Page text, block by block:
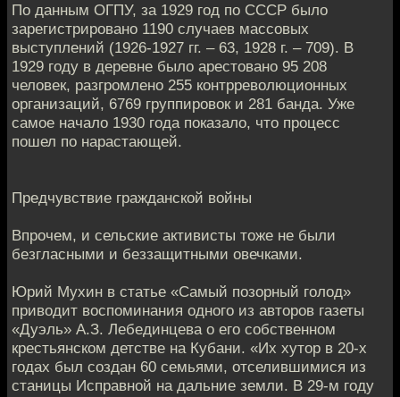
По данным ОГПУ, за 1929 год по СССР было
зарегистрировано 1190 случаев массовых
выступлений (1926-1927 гг. – 63, 1928 г. – 709). В
1929 году в деревне было арестовано 95 208
человек, разгромлено 255 контрреволюционных
организаций, 6769 группировок и 281 банда. Уже
самое начало 1930 года показало, что процесс
пошел по нарастающей.
Предчувствие гражданской войны
Впрочем, и сельские активисты тоже не были
безгласными и беззащитными овечками.
Юрий Мухин в статье «Самый позорный голод»
приводит воспоминания одного из авторов газеты
«Дуэль» А.З. Лебединцева о его собственном
крестьянском детстве на Кубани. «Их хутор в 20-х
годах был создан 60 семьями, отселившимися из
станицы Исправной на дальние земли. В 29-м году